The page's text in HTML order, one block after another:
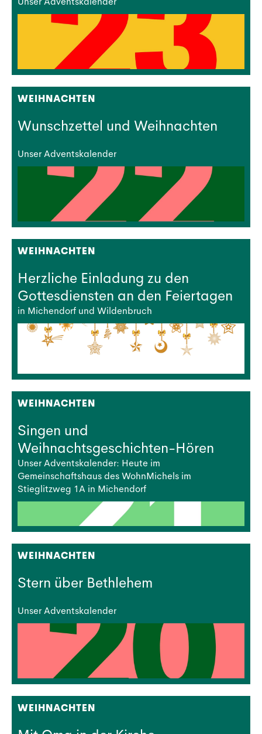
WEIHNACHTEN
Wunschzettel und Weihnachten
Unser Adventskalender
WEIHNACHTEN
Herzliche Einladung zu den
Gottesdiensten an den Feiertagen
in Michendorf und Wildenbruch
WEIHNACHTEN
Singen und
Weihnachtsgeschichten-Hören
Unser Adventskalender: Heute im
Gemeinschaftshaus des WohnMichels im
Stieglitzweg 1A in Michendorf
WEIHNACHTEN
Stern über Bethlehem
Unser Adventskalender
WEIHNACHTEN